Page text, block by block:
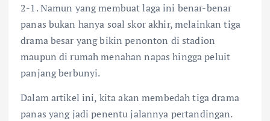
2-1. Namun yang membuat laga ini benar-benar
panas bukan hanya soal skor akhir, melainkan tiga
drama besar yang bikin penonton di stadion
maupun di rumah menahan napas hingga peluit
panjang berbunyi.
Dalam artikel ini, kita akan membedah tiga drama
panas yang jadi penentu jalannya pertandingan.